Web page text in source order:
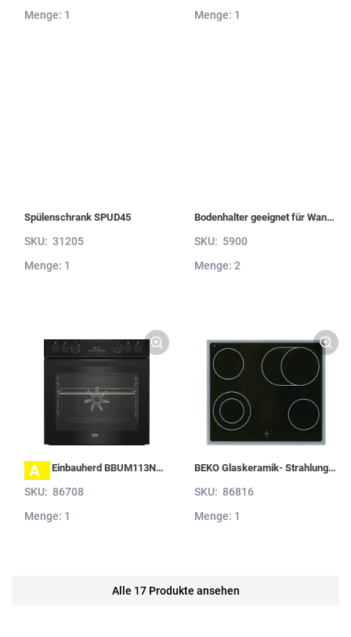
Menge: 1 Menge: 1
Spülenschrank SPUD45
SKU: 31205
Menge: 1
Bodenhalter geeignet für Wandborde von 6 bis 52 mm Stärke VBH5
SKU: 5900
Menge: 2
A BEKO Einbauherd BBUM113N2B mit Hydrolyse, Schwarz BBUM113N2B
SKU: 86708
Menge: 1
BEKO Glaskeramik- Strahlungskochfeld EH 9641 XHN, herdgebunden EH9641XHN
SKU: 86816
Menge: 1
Alle 17 Produkte ansehen